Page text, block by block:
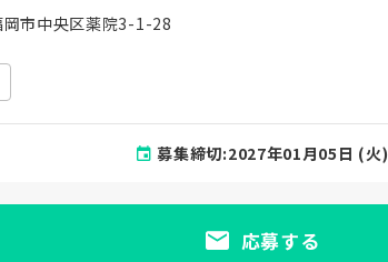
岡市中央区薬院3-1-28
募集締切:2027年01月05日 (火)
応募する